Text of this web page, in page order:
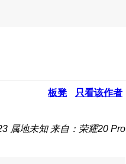
板凳 只看该作者
属地未知 来自：荣耀20 Pro